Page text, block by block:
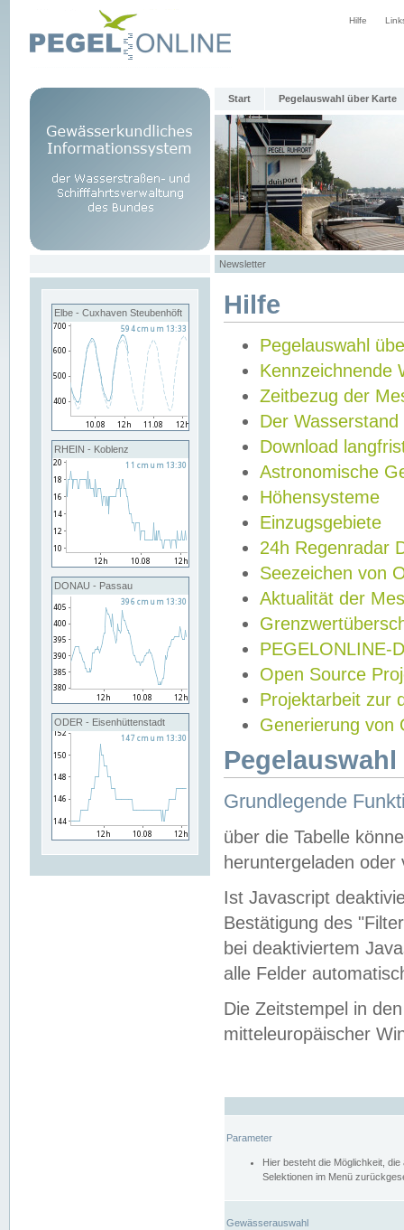
Hilfe
Start Pegelauswahl über Karte
Newsletter
Elbe - Cuxhaven Steubenhöft
RHEIN - Koblenz
DONAU - Passau
ODER - Eisenhüttenstadt
Hilfe
Pegelauswahl
Kennzeichnende
Zeitbezug der
Der Wasserstand
Download
Astronomische
Höhensysteme
Einzugsgebiete
24h Regenradar
Seezeichen von
Aktualität der
PEGELONLINE-
Open Source
Projektarbeit zur
Generierung von
Grundlegende
über die Tabelle
heruntergeladen oder
Ist Javascript
Bestätigung des
bei deaktiviertem
alle Felder
Die Zeitstempel in
mitteleuropäischer
Parameter
Hier besteht die Möglichkeit,
Selektionen im Menü
Gewässerauswahl